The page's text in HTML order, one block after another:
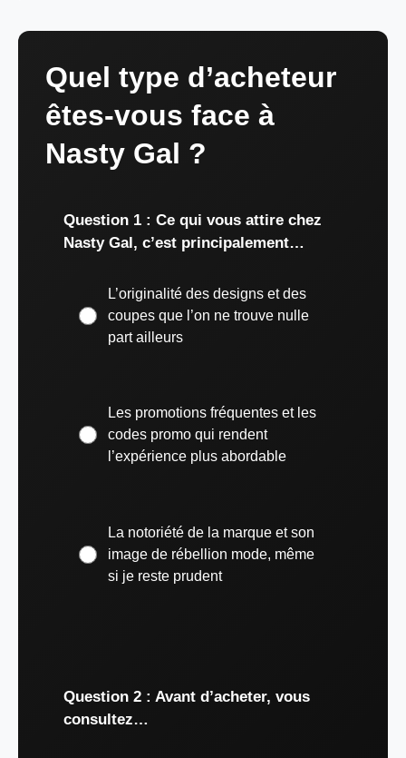
Quel type d’acheteur
êtes-vous face à
Nasty Gal ?
Question 1 : Ce qui vous attire chez
Nasty Gal, c’est principalement…
L’originalité des designs et des
coupes que l’on ne trouve nulle
part ailleurs
Les promotions fréquentes et les
codes promo qui rendent
l’expérience plus abordable
La notoriété de la marque et son
image de rébellion mode, même
si je reste prudent
Question 2 : Avant d’acheter, vous
consultez…